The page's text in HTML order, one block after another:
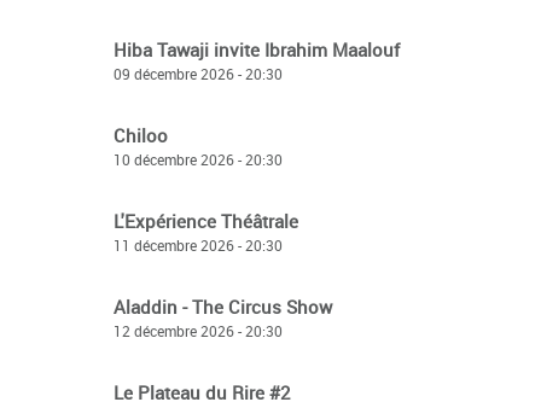
Hiba Tawaji invite Ibrahim Maalouf
09 décembre 2026 - 20:30
Chiloo
10 décembre 2026 - 20:30
L'Expérience Théâtrale
11 décembre 2026 - 20:30
Aladdin - The Circus Show
12 décembre 2026 - 20:30
Le Plateau du Rire #2